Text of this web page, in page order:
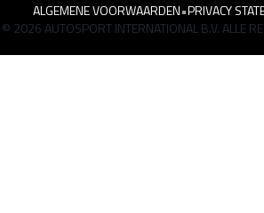
ALGEMENE VOORWAARDEN•PRIVACY
© 2026 AUTOSPORT INTERNATIONAL B.V. ALLE